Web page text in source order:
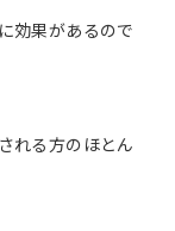
効果があるので
れる方のほとん